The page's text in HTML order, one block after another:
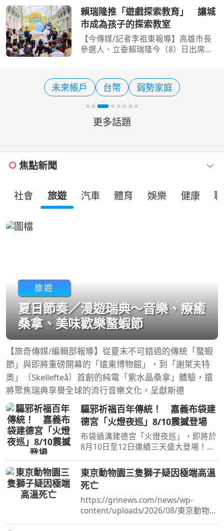
漳及南投縣(溫)世政等5名縣市長參選人
接力入鏡，宣傳「國家陪你一起養」人
口政策；總統賴清德
賴瑞隆推「遊戲探索教育」 讓城
市成為孩子的探索教室
【今傳媒/記者李祖東報導】高雄市長
參選人、立委賴瑞隆今（8）日出席高
父職者送上父親節祝福。繼日前提出
「2030雙語之都」七大政見
未來帳戶 台幣 弱勢家庭
更多話題
焦點新聞
社會 旅遊 汽車 體育 娛樂 健康
旅遊
夏日節奏／漫遊瑞典～音樂、療癒
桑拿、美味歡樂螯蝦節
【旅奇傳媒/編輯部報導】從夏末不可錯過的傳統「螯蝦
節」與即將重磅開幕的「遠東博物館」，到「謝萊夫特
奧」（Skellefteå）首創的純電「紫水晶桑拿」體驗，還
將聚焦瑞典享譽全球的流行音樂文化，呈獻斯德
驅邪祈福百年傳統！ 嘉義布袋建
德宮「火燈夜巡」8/10震撼登場
布袋過溝建德宮「火燈夜巡」，即將於
8月10日至12日連續三天盛大登場！
合報導】每年農曆七月來臨前，嘉義布
袋有一場流傳超過百年的神秘儀式，沒
有炫目的煙火，也沒有華
東京動物園三隻獅子疑因極端高溫
死亡
https://grinews.com/news/wp-
content/uploads/2026/08/東京動物園